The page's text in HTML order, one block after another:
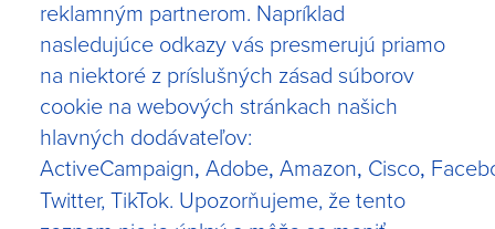
reklamným partnerom. Napríklad
nasledujúce odkazy vás presmerujú priamo
na niektoré z príslušných zásad súborov
cookie na webových stránkach našich
hlavných dodávateľov:
ActiveCampaign, Adobe, Amazon, Cisco,
Twitter, TikTok. Upozorňujeme, že tento